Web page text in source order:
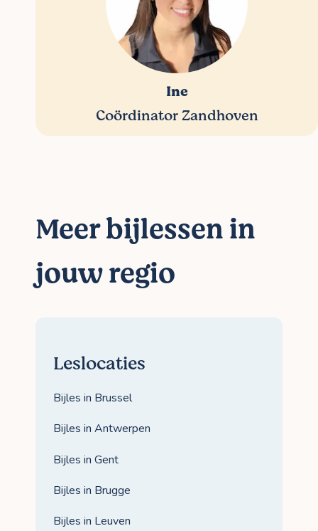
Ine
Coördinator Zandhoven
Meer bijlessen in
jouw regio
Leslocaties
Bijles in Brussel
Bijles in Antwerpen
Bijles in Gent
Bijles in Brugge
Bijles in Leuven